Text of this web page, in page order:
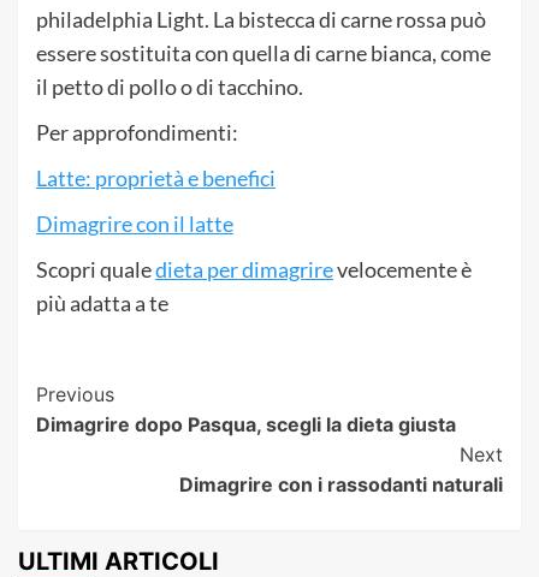
philadelphia Light. La bistecca di carne rossa può
essere sostituita con quella di carne bianca, come
il petto di pollo o di tacchino.
Per approfondimenti:
Latte: proprietà e benefici
Dimagrire con il latte
Scopri qualedieta per dimagrirevelocemente è
più adatta a te
Post
Navigation
Previous
Dimagrire dopo Pasqua, scegli la dieta giusta
Next
Dimagrire con i rassodanti naturali
ULTIMI ARTICOLI